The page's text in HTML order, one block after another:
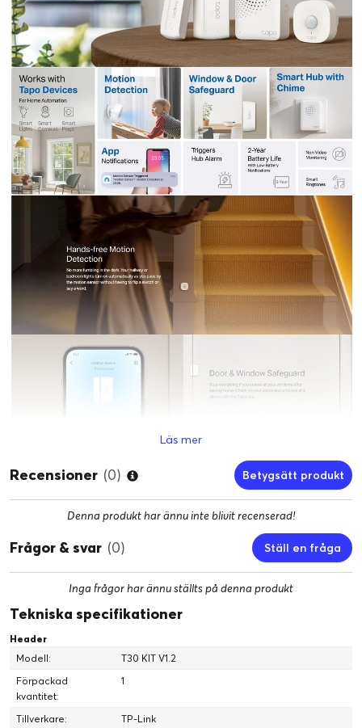
Läs mer
Recensioner (0) Betygsätt produkt
Denna produkt har ännu inte blivit recenserad!
Frågor & svar (0) Ställ en fråga
Inga frågor har ännu ställts på denna produkt
Tekniska specifikationer
Header
Modell:
T30 KIT V1.2
Förpackad
kvantitet:
1
Tillverkare: TP-Link